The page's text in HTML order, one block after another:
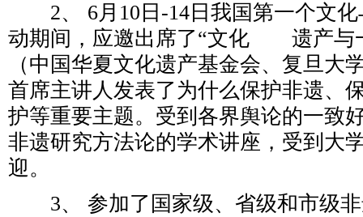
2、 6月10日-14日我国第一个文化
动期间，应邀出席了“文化 遗产与
（中国华夏文化遗产基金会、复旦大
首席主讲人发表了为什么保护非遗、
护等重要主题。受到各界舆论的一致
非遗研究方法论的学术讲座，受到大
迎。
3、 参加了国家级、省级和市级非